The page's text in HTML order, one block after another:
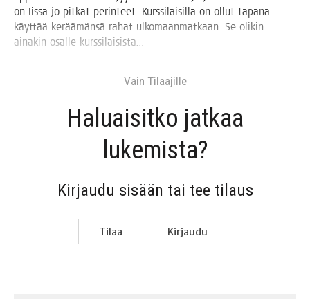
on Iis­sä jo pit­kät perin­teet. Kurs­si­lai­sil­la on ollut tapa­na
käyt­tää kerää­män­sä rahat ulko­maan­mat­kaan. Se oli­kin
aina­kin osal­le kurssilaisista…
Vain Tilaa­jil­le
Haluai­sit­ko jat­kaa
lukemista?
Kir­jau­du sisään tai tee tilaus
Tilaa Kir­jau­du